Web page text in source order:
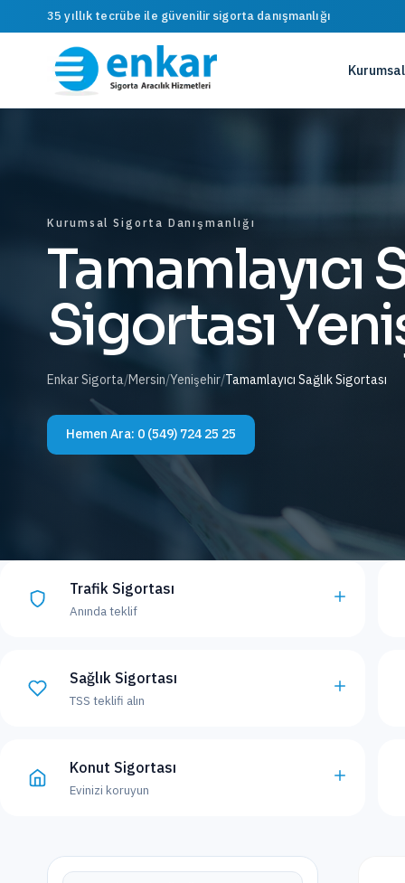
35 yıllık tecrübe ile güvenilir sigorta danışmanlığı
Kurumsal
Kurumsal Sigorta Danışmanlığı
Tamamlayıcı
Sigortası
Enkar Sigorta/Mersin/Yenişehir/Tamamlayıcı Sağlık Sigortası
Hemen Ara: 0 (549) 724 25 25
Trafik Sigortası
Anında teklif
Sağlık Sigortası
TSS teklifi alın
Konut Sigortası
Evinizi koruyun